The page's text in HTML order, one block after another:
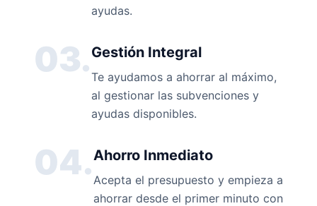
ayudas.
03.Gestión Integral
Te ayudamos a ahorrar al máximo,
al gestionar las subvenciones y
ayudas disponibles.
04.Ahorro Inmediato
Acepta el presupuesto y empieza a
ahorrar desde el primer minuto con